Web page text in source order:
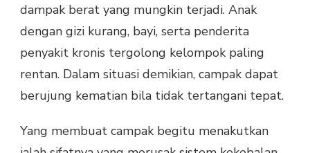
dampak berat yang mungkin terjadi. Anak
dengan gizi kurang, bayi, serta penderita
penyakit kronis tergolong kelompok paling
rentan. Dalam situasi demikian, campak dapat
berujung kematian bila tidak tertangani tepat.
Yang membuat campak begitu menakutkan